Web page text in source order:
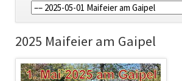
Navigation
überspringen
2025 Maifeier am Gaipel